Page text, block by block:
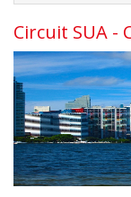
Circuit SUA -